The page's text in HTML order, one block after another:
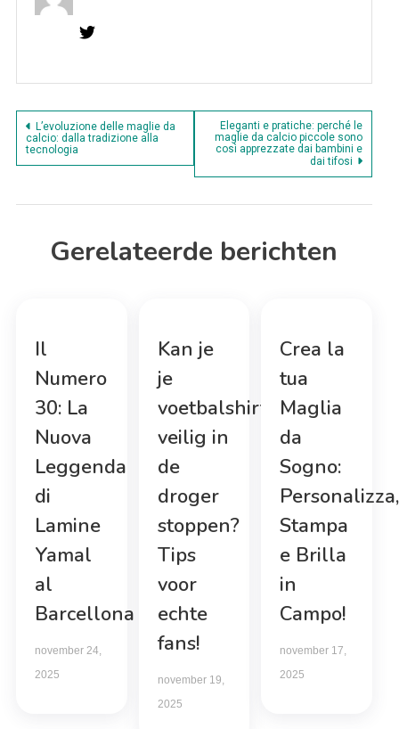
Bericht
navigatie
L’evoluzione delle maglie da
calcio: dalla tradizione alla
tecnologia
Eleganti e pratiche: perché le
maglie da calcio piccole sono
così apprezzate dai bambini e
dai tifosi
Gerelateerde berichten
Il
Numero
30: La
Nuova
Leggenda
di
Lamine
Yamal
al
Barcellona
november 24,
2025
Kan je
je
voetbalshirt
veilig in
de
droger
stoppen?
Tips
voor
echte
fans!
november 19,
2025
Crea la
tua
Maglia
da
Sogno:
Personalizza,
Stampa
e Brilla
in
Campo!
november 17,
2025